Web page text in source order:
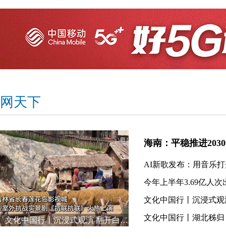
网天下
文化中国行丨沉浸式观演 翻开白山黑水的抗联往事
海南：平稳推进
AI新歌发布：用音乐
今年上半年3.69亿人次
文化中国行丨湖北秭